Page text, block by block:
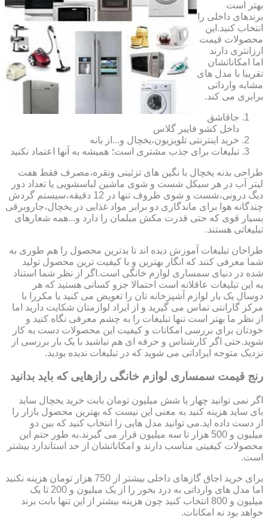
بهتر است
برندهای داخلی را
انتخاب کنید.این
محصولات قیمت
ارزانتری دارند
اما امکاناتشان
تقریبا با مدل های
مشابه وارداتی
برابری می کند.
جاقاشق
داخل کشو فایبر گلاس
خرید اینترنتی تلویزیون،یخچال و...از بانه
تبلیغات برای جذب مشتری است؛ همیشه به آنها اعتماد نکنید
طراحی بدنه یخچال با نگین های تزئینی ونقره،مصرف فقط هفت
لیتر آب در هر سیکل شست و شوی ماشین لباسشویی یا تعداد دور
دیگ درونی،شست و شوی ظروف تنها در 12 دقیقه،سیستم گردش
چندگانه هوا برای ماندگاری دو برابر مواد غذایی در یخچال،جاروبرقی
بسیار قوی که حتی قدرت مکش مبلمان را دارد و...همه شعارهای
تبلیغاتی هستند.
طراحان تبلیغات آموزش دیده اند تا بدترین محصول را هم طوری به
شما معرفی کنند که انگار بهترین و با کیفیت ترین محصول تولید
شده در دنیای سمساری لوازم خانگی است.اگر از نظر شما استناد
به این تبلیغات عاقلانه است احتمالا جزو کسانی هستید که هر
دوسال یک بار لوازم آشپزخانه تان را تعویض می کنید یا مکررا با
مرکز گارانتی تماس می گیرید و از ایراد لوازمتان شکایت دارید اما
از نظر ما بهتر است تنها تبلیغات را به چشم معرفی نگاه کنید و
خودتان برای بررسی امکانات و کیفیت این محصولات دست به کار
شوید.حتی اگر کارشناس و حرفه ای هم نباشید با یک بار بررسی از
نزدیک متوجه ایراداتی می شوید که در تبلیغات ندیده بودید.
رنج قیمت سمساری لوازم خانگی رازهایی که باید بدانید
اگر نمی توانید چهار یا شش میلیون تومان بابت خرید یخچال ساید
بای ساید هزینه کنید به معنی این نیست که بهترین محصول بازار را
از دست داده اید.می توانید مدل هایی را انتخاب کنید که بین دو
میلیون و 500 هزار تا سه میلیون قرار می گیرند.به طور حتم این
محصولات کیفیتی مناسب دارند و امکاناتشان از حد استاندارد بیشتر
است.
برای خرید اجاق گازهای داخلی بیشتر از 750 هزار تومان هزینه نکنید
اما مدل های وارداتی به درد بخور را از یک میلیون و 200 تا یک
میلیون و 800 انتخاب کنید چون هزینه بیشتر از این تنها بابت برند
خواهد بود نه امکانات.